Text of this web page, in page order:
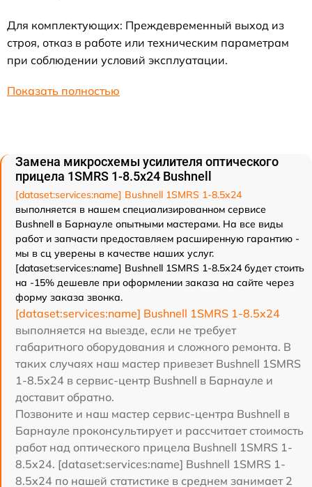
Для комплектующих: Преждевременный выход из
строя, отказ в работе или техническим параметрам
при соблюдении условий эксплуатации.
Показать полностью
Замена микросхемы усилителя оптического
прицела 1SMRS 1-8.5x24 Bushnell
[dataset:services:name] Bushnell 1SMRS 1-8.5x24
выполняется в нашем специализированном сервисе
Bushnell в Барнауле опытными мастерами. На все виды
работ и запчасти предоставляем расширенную гарантию -
мы в сц уверены в качестве наших услуг.
[dataset:services:name] Bushnell 1SMRS 1-8.5x24 будет стоить
на -15% дешевле при оформлении заказа на сайте через
форму заказа звонка.
[dataset:services:name] Bushnell 1SMRS 1-8.5x24
выполняется на выезде, если не требует
габаритного оборудования и сложного ремонта. В
таких случаях наш мастер привезет Bushnell 1SMRS
1-8.5x24 в сервис-центр Bushnell в Барнауле и
доставит обратно.
Позвоните и наш мастер сервис-центра Bushnell в
Барнауле проконсультирует и рассчитает стоимость
работ над оптического прицела Bushnell 1SMRS 1-
8.5x24. [dataset:services:name] Bushnell 1SMRS 1-
8.5x24 по нашей статистике в среднем занимает 2